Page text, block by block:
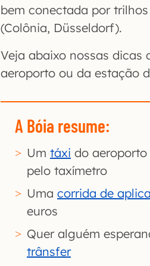
bem conectada por
(Colônia, Düsseldorf).
Veja abaixo nossas dicas
aeroporto ou da estação
A Bóia resume:
Um táxi do aeroporto
pelo taxímetro
Uma corrida de
euros
Quer alguém
trânsfer